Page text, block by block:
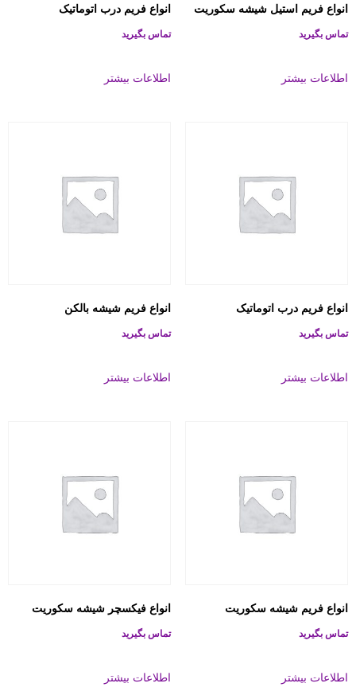
انواع فریم استیل شیشه سکوریت
تماس بگیرید
اطلاعات بیشتر
انواع فریم درب اتوماتیک
تماس بگیرید
اطلاعات بیشتر
انواع فریم درب اتوماتیک
تماس بگیرید
اطلاعات بیشتر
انواع فریم شیشه بالکن
تماس بگیرید
اطلاعات بیشتر
انواع فریم شیشه سکوریت
تماس بگیرید
اطلاعات بیشتر
انواع فیکسچر شیشه سکوریت
تماس بگیرید
اطلاعات بیشتر